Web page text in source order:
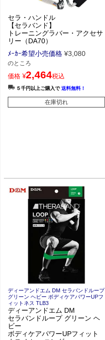
セラ・ハンドル
【セラバンド】
トレーニングラバー・アクセサ
リー（DA70）
ﾒｰｶｰ希望小売価格 ¥3,080
のところ
価格 ¥2,464税込
５千円以上ご購入で送料無料！
在庫切れ
ディーアンドエム DM セラバンドループ
グリーン ヘビー ボディケアパワーUPフ
ィットネス TLB3
ディーアンドエム DM
セラバンドループ グリーン ヘ
ビー
ボディケアパワーUPフィット